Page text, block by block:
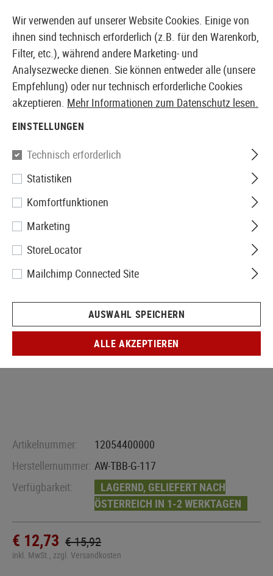
EUROPÄISCHER AIRSOFT SHOP & GROßHÄNDLER
Archwick
6.03 GBB Inner Barrel 117mm
Artikelnummer:
12054400000
Herstellernummer: AW-TBB-G-117
Verfügbarkeit:
LAGERND, GELIEFERT NACH
ÖSTERREICH IN 1-2 WERKTAGEN
€ 12,73 € 15,92
inkl. MwSt., zzgl. Versandkosten
Wir verwenden auf unserer Website Cookies. Einige von
ihnen sind technisch erforderlich (z.B. für den Warenkorb,
Filter, etc.), während andere Marketing- und
Analysezwecke dienen. Sie können entweder alle (unsere
Empfehlung) oder nur technisch erforderliche Cookies
akzeptieren. Mehr Informationen zum Datenschutz lesen.
EINSTELLUNGEN
Technisch erforderlich
Statistiken
Komfortfunktionen
Marketing
StoreLocator
Mailchimp Connected Site
AUSWAHL SPEICHERN
ALLE AKZEPTIEREN